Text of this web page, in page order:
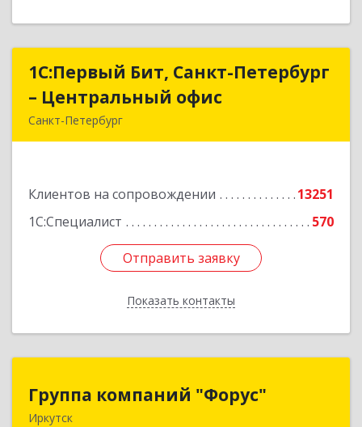
1С:Первый Бит, Санкт-Петербург
– Центральный офис
Санкт-Петербург
Клиентов на сопровождении
13251
1С:Специалист
570
Отправить заявку
Показать контакты
1С:Первый Бит, Санкт-Петербург
– Центральный офис
Отправить заявку
Назад
Группа компаний "Форус"
Иркутск
Группа компаний "Форус"
664007, Иркутская обл, Иркутск г, Ямская ул,